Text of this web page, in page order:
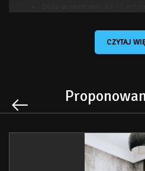
swobodnie i nie lubisz
Prywatność i ciepło:
Domowa kuchnia (wspólna):
dostęp do w pełni
oraz komplet naczyń,
stołkami możesz wygodnie
(Prosimy, by po posiłku
CZYTAJ